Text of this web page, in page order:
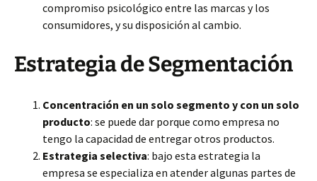
compromiso psicológico entre las marcas y los
consumidores, y su disposición al cambio.
Estrategia de Segmentación
Concentración en un solo segmento y con un solo
producto: se puede dar porque como empresa no
tengo la capacidad de entregar otros productos.
Estrategia selectiva: bajo esta estrategia la
empresa se especializa en atender algunas partes de